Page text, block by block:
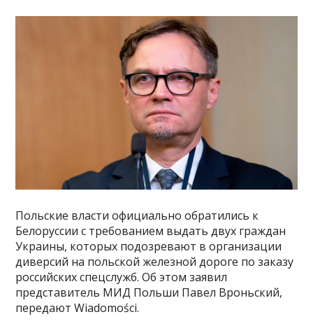
Польские власти официально обратились к
Белоруссии с требованием выдать двух граждан
Украины, которых подозревают в организации
диверсий на польской железной дороге по заказу
российских спецслужб. Об этом заявил
представитель МИД Польши Павел Вроньский,
передают Wiadomości.